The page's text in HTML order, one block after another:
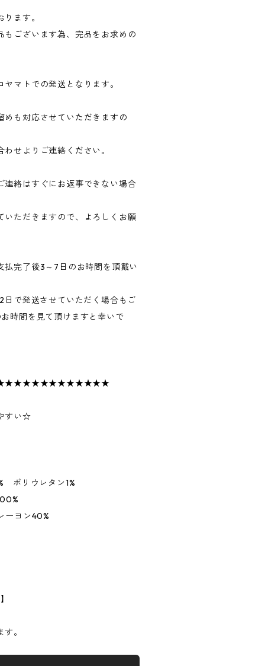
ます。
ございます為、完品をお求めの
マトでの発送となります。
めも対応させていただきますの
せよりご連絡ください。
連絡はすぐにお返事できない場合
いただきますので、よろしくお願
払完了後3～7日のお時間を頂戴い
日で発送させていただく場合もご
時間を見て頂けますと幸いで
すい☆
ポリウレタン1%
ヨン40%
。